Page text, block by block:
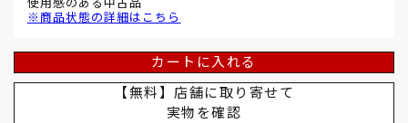
※商品状態の詳細はこちら
カートに入れる
【無料】店舗に取り寄せて
実物を確認